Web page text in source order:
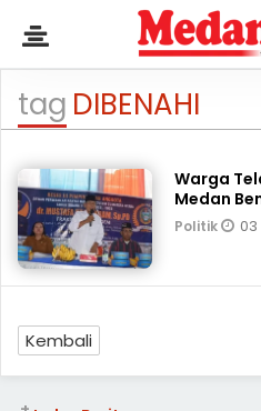
tag DIBENAHI
Warga
Medan
Politik
Kembali